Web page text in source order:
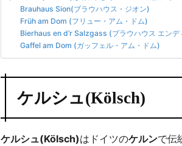
Brauhaus Sion(ブラウハウス・ジオン)
Früh am Dom (フリュー・アム・ドム)
Bierhaus en d’r Salzgass (ブラウハウス エン
Gaffel am Dom (ガッフェル・アム・ドム)
ケルシュ(Kölsch)
ケルシュ(Kölsch)はドイツのケルンで伝